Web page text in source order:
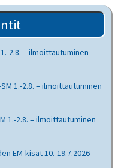
2.8. – ilmoittautuminen
1.-2.8. – ilmoittautuminen
1.-2.8. – ilmoittautuminen
EM-kisat 10.-19.7.2026